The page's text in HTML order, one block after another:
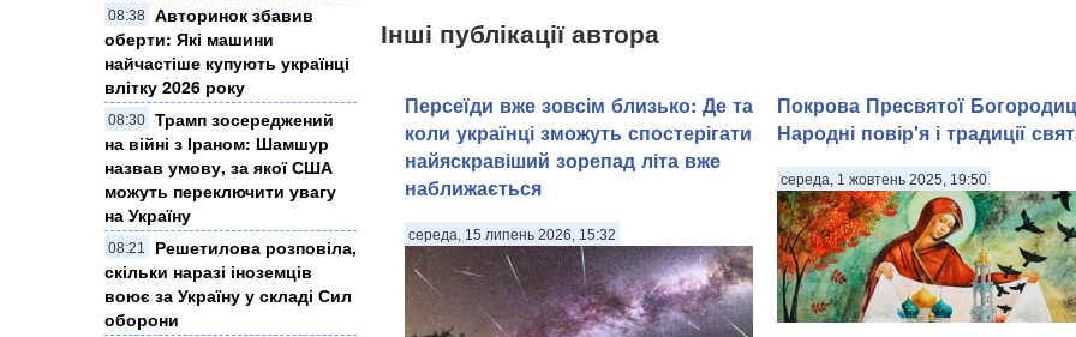
08:38 Авторинок збавив
оберти: Які машини
найчастіше купують українці
влітку 2026 року
08:30 Трамп зосереджений
на війні з Іраном: Шамшур
назвав умову, за якої США
можуть переключити увагу
на Україну
08:21
Решетилова розповіла,
скільки наразі іноземців
воює за Україну у складі Сил
оборони
Інші публікації автора
Персеїди вже зовсім близько: Де та
коли українці зможуть спостерігати
найяскравіший зорепад літа вже
наближається
середа, 15 липень 2026, 15:32
Покрова Пресвятої
Народні повір'я і традиції
середа, 1 жовтень 2025, 19:50